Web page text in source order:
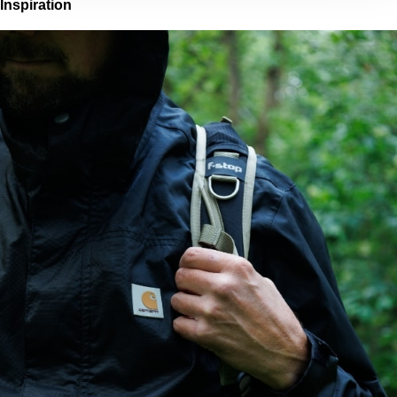
Inspiration